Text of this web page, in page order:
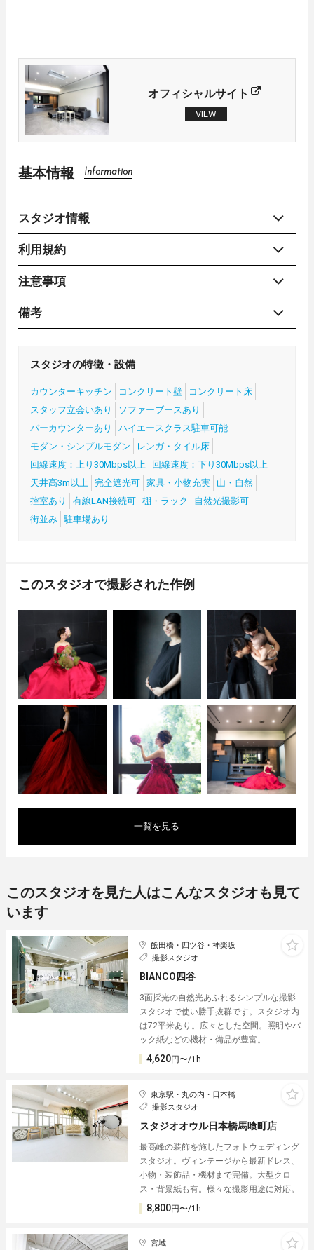
オフィシャルサイト
VIEW
基本情報 Information
スタジオ情報
利用規約
注意事項
備考
スタジオの特徴・設備
カウンターキッチン コンクリート壁
コンクリート床
スタッフ立会いあり
ソファーブースあり
バーカウンターあり
ハイエースクラス駐車可能
モダン・シンプルモダン
レンガ・タイル床
回線速度：上り30Mbps以上
回線速度：下り30Mbps以上
天井高3m以上
完全遮光可 家具・小物充実
山・自然
控室あり
有線LAN接続可 棚・ラック
自然光撮影可
街並み
駐車場あり
このスタジオで撮影された作例
一覧を見る
このスタジオを見た人はこんなスタジオも見て
います
飯田橋・四ツ谷・神楽坂
撮影スタジオ
BIANCO四谷
3面採光の自然光あふれるシンプルな撮影
スタジオで使い勝手抜群です。スタジオ内
は72平米あり。広々とした空間。照明やバ
ック紙などの機材・備品が豊富。
4,620円〜/1h
東京駅・丸の内・日本橋
撮影スタジオ
スタジオオウル日本橋馬喰町店
最高峰の装飾を施したフォトウェディング
スタジオ。ヴィンテージから最新ドレス、
小物・装飾品・機材まで完備。大型クロ
ス・背景紙も有。様々な撮影用途に対応。
8,800円〜/1h
宮城